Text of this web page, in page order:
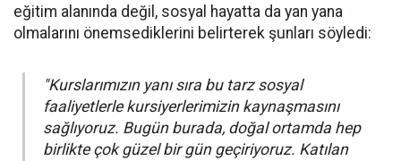
eğitim alanında değil, sosyal hayatta da yan yana
olmalarını önemsediklerini belirterek şunları söyledi:
"Kurslarımızın yanı sıra bu tarz sosyal
faaliyetlerle kursiyerlerimizin kaynaşmasını
sağlıyoruz. Bugün burada, doğal ortamda hep
birlikte çok güzel bir gün geçiriyoruz. Katılan